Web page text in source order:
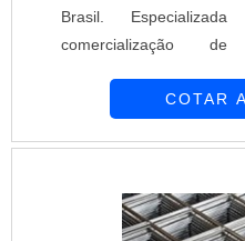
Brasil.
comercialização
alta qualidade e
residenciais,
COTAR